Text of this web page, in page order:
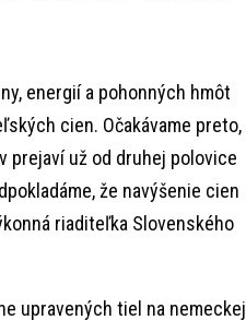
energií a pohonných hmôt
cien. Očakávame preto,
prejaví už od druhej polovice
že navýšenie cien
riaditeľka Slovenského
upravených tiel na nemeckej